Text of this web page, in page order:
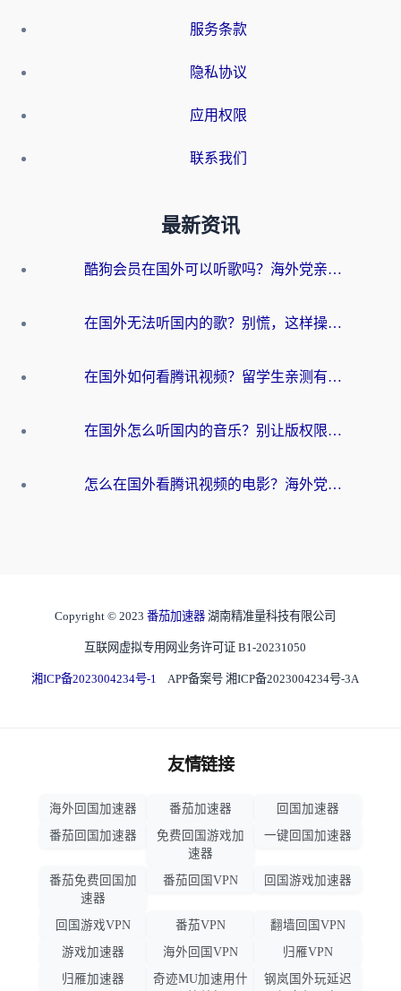
服务条款
隐私协议
应用权限
联系我们
最新资讯
酷狗会员在国外可以听歌吗？海外党亲测有效：3步解决音乐权限难题
在国外无法听国内的歌？别慌，这样操作就能畅听QQ音乐（附亲测加速器推荐）
在国外如何看腾讯视频？留学生亲测有效的回国加速方案
在国外怎么听国内的音乐？别让版权限制断了你的华语歌单
怎么在国外看腾讯视频的电影？海外党亲测有效的回国加速指南
Copyright © 2023 番茄加速器 湖南精准量科技有限公司
互联网虚拟专用网业务许可证 B1-20231050
湘ICP备2023004234号-1 APP备案号 湘ICP备2023004234号-3A
友情链接
海外回国加速器 番茄加速器
回国加速器
番茄回国加速器
免费回国游戏加
速器
一键回国加速器
番茄免费回国加
速器
番茄回国VPN 回国游戏加速器
回国游戏VPN 番茄VPN
翻墙回国VPN
游戏加速器
海外回国VPN
归雁VPN
归雁加速器
奇迹MU加速用什
钢岚国外玩延迟